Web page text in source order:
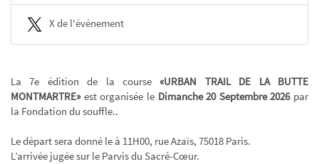
X de l'événement
La 7e édition de la course«URBAN TRAIL DE LA BUTTE
MONTMARTRE»est organisée le Dimanche 20 Septembre 2026par
la Fondation du souffle..
Le départ sera donné le à 11H00, rue Azaïs, 75018 Paris.
L’arrivée jugée sur le Parvis du Sacré-Cœur.